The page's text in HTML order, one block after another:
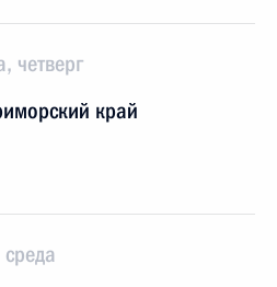
четверг
край